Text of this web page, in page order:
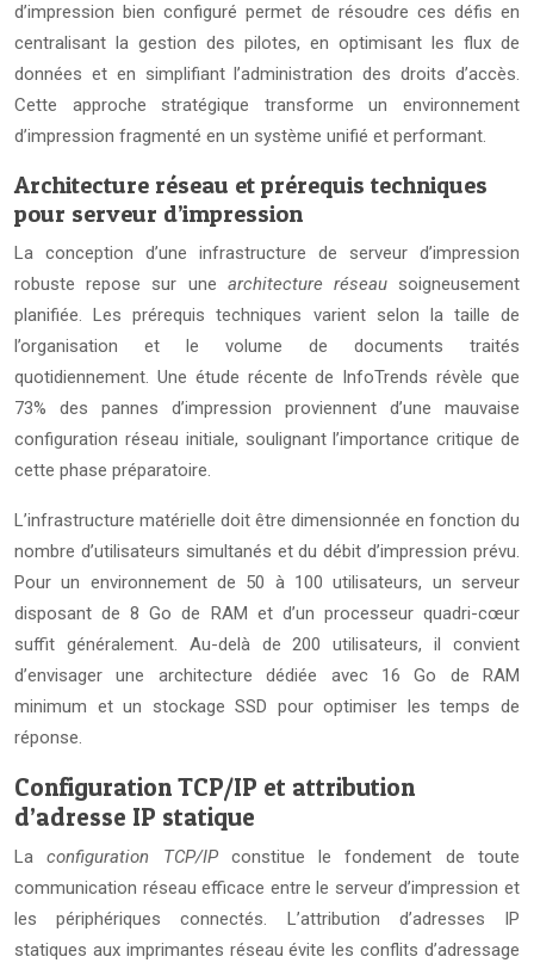
d’impression bien configuré permet de résoudre ces défis en
centralisant la gestion des pilotes, en optimisant les flux de
données et en simplifiant l’administration des droits d’accès.
Cette approche stratégique transforme un environnement
d’impression fragmenté en un système unifié et performant.
Architecture réseau et prérequis techniques
pour serveur d’impression
La conception d’une infrastructure de serveur d’impression
robuste repose sur une architecture réseau soigneusement
planifiée. Les prérequis techniques varient selon la taille de
l’organisation et le volume de documents traités
quotidiennement. Une étude récente de InfoTrends révèle que
73% des pannes d’impression proviennent d’une mauvaise
configuration réseau initiale, soulignant l’importance critique de
cette phase préparatoire.
L’infrastructure matérielle doit être dimensionnée en fonction du
nombre d’utilisateurs simultanés et du débit d’impression prévu.
Pour un environnement de 50 à 100 utilisateurs, un serveur
disposant de 8 Go de RAM et d’un processeur quadri-cœur
suffit généralement. Au-delà de 200 utilisateurs, il convient
d’envisager une architecture dédiée avec 16 Go de RAM
minimum et un stockage SSD pour optimiser les temps de
réponse.
Configuration TCP/IP et attribution
d’adresse IP statique
Laconfiguration TCP/IP constitue le fondement de toute
communication réseau efficace entre le serveur d’impression et
les périphériques connectés. L’attribution d’adresses IP
statiques aux imprimantes réseau évite les conflits d’adressage